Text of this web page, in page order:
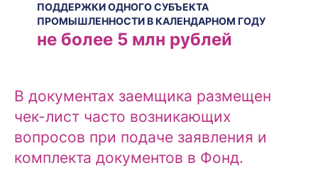
ПОДДЕРЖКИ ОДНОГО СУБЪЕКТА
ПРОМЫШЛЕННОСТИ В КАЛЕНДАРНОМ ГОДУ
не более 5 млн рублей
В документах заемщика размещен
чек-лист часто возникающих
вопросов при подаче заявления и
комплекта документов в Фонд.